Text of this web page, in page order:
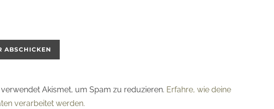
verwendet Akismet, um Spam zu reduzieren. Erfahre, wie deine
verarbeitet werden.